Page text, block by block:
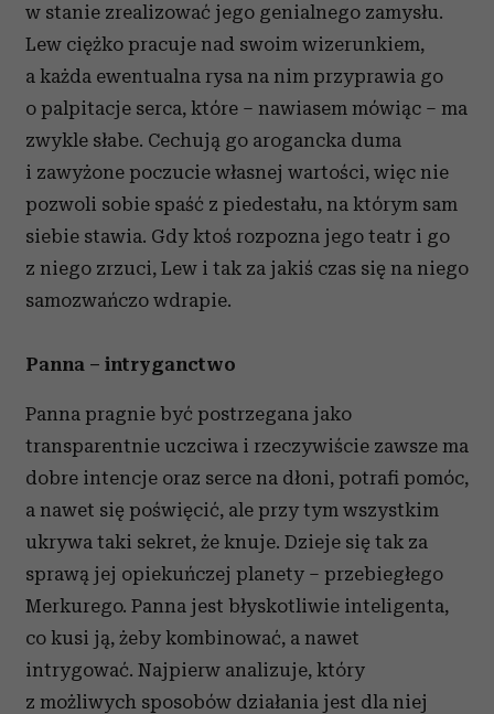
w stanie zrealizować jego genialnego zamysłu.
Lew ciężko pracuje nad swoim wizerunkiem,
a każda ewentualna rysa na nim przyprawia go
o palpitacje serca, które – nawiasem mówiąc – ma
zwykle słabe. Cechują go arogancka duma
i zawyżone poczucie własnej wartości, więc nie
pozwoli sobie spaść z piedestału, na którym sam
siebie stawia. Gdy ktoś rozpozna jego teatr i go
z niego zrzuci, Lew i tak za jakiś czas się na niego
samozwańczo wdrapie.
Panna – intryganctwo
Panna pragnie być postrzegana jako
transparentnie uczciwa i rzeczywiście zawsze ma
dobre intencje oraz serce na dłoni, potrafi pomóc,
a nawet się poświęcić, ale przy tym wszystkim
ukrywa taki sekret, że knuje. Dzieje się tak za
sprawą jej opiekuńczej planety – przebiegłego
Merkurego. Panna jest błyskotliwie inteligenta,
co kusi ją, żeby kombinować, a nawet
intrygować. Najpierw analizuje, który
z możliwych sposobów działania jest dla niej